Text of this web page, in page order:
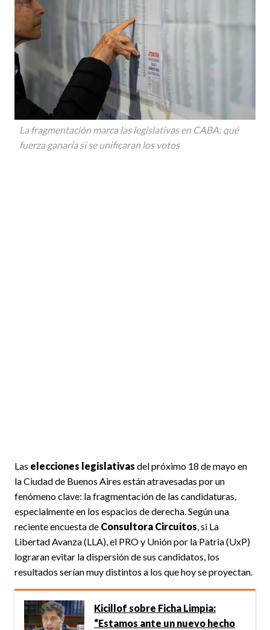
La fragmentación marca las legislativas en CABA: qué
fuerza ganaría si se unificaran los votos
Las elecciones legislativas del próximo 18 de mayo en
la Ciudad de Buenos Aires están atravesadas por un
fenómeno clave: la fragmentación de las candidaturas,
especialmente en los espacios de derecha. Según una
reciente encuesta de Consultora Circuitos, si La
Libertad Avanza (LLA), el PRO y Unión por la Patria (UxP)
lograran evitar la dispersión de sus candidatos, los
resultados serían muy distintos a los que hoy se proyectan.
Kicillof sobre Ficha Limpia:
“Estamos ante un nuevo hecho